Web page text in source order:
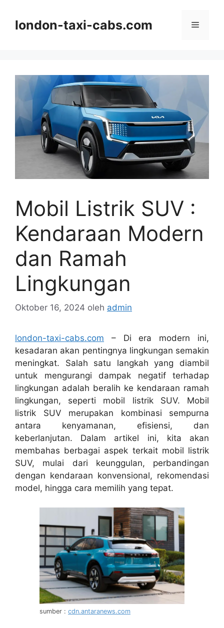
london-taxi-cabs.com Menu
Mobil Listrik SUV :
Kendaraan Modern
dan Ramah
Lingkungan
Oktober 16, 2024 oleh admin
london-taxi-cabs.com – Di era modern ini,
kesadaran akan pentingnya lingkungan semakin
meningkat. Salah satu langkah yang diambil
untuk mengurangi dampak negatif terhadap
lingkungan adalah beralih ke kendaraan ramah
lingkungan, seperti mobil listrik SUV. Mobil
listrik SUV merupakan kombinasi sempurna
antara kenyamanan, efisiensi, dan
keberlanjutan. Dalam artikel ini, kita akan
membahas berbagai aspek terkait mobil listrik
SUV, mulai dari keunggulan, perbandingan
dengan kendaraan konvensional, rekomendasi
model, hingga cara memilih yang tepat.
sumber : cdn.antaranews.com